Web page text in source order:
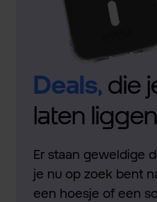
Deals,die
laten liggen
Er staan geweldige
je nu op zoek bent
een hoesje of een